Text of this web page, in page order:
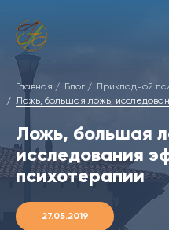
Главная Блог
Прикладной
Ложь, большая ложь,
Ложь, большая
исследования
психотерапии
27.05.2019